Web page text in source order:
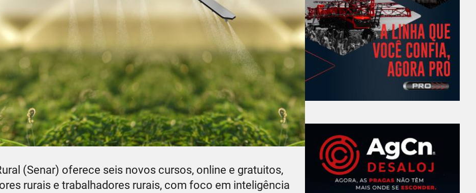
(Senar) oferece seis novos cursos, online e gratuitos,
rurais e trabalhadores rurais, com foco em inteligência